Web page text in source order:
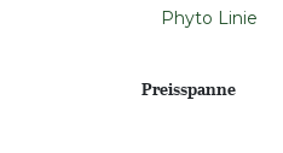
Phyto Linie
Preisspanne